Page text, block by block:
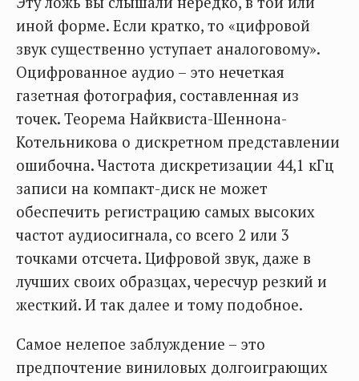
иной форме. Если кратко, то «цифровой
звук существенно уступает аналоговому».
Оцифрованное аудио – это нечеткая
газетная фотография, составленная из
точек. Теорема Найквиста-Шеннона-
Котельникова о дискретном представлении
ошибочна. Частота дискретизации 44,1 кГц
записи на компакт-диск не может
обеспечить регистрацию самых высоких
частот аудиосигнала, со всего 2 или 3
точками отсчета. Цифровой звук, даже в
лучших своих образцах, чересчур резкий и
жесткий. И так далее и тому подобное.
Самое нелепое заблуждение – это
предпочтение виниловых долгоиграющих